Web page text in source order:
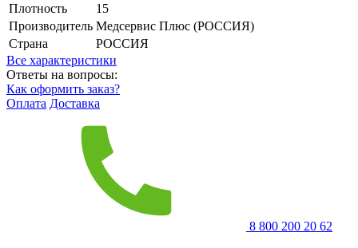
Плотность
15
Производитель Медсервис Плюс (РОССИЯ)
Страна
РОССИЯ
Все характеристики
Ответы на вопросы:
Как оформить заказ?
Оплата Доставка
8 800 200 20 62